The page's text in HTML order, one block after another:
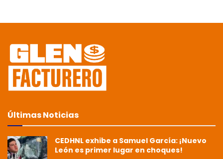
Últimas Noticias
CEDHNL exhibe a Samuel García: ¡Nuevo
León es primer lugar en choques!